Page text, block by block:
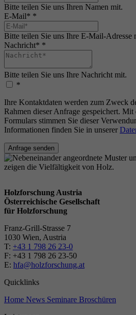
Bitte teilen Sie uns Ihren Namen mit.
E-Mail* *
Bitte teilen Sie uns Ihre E-Mail-Adresse
Nachricht* *
Bitte teilen Sie uns Ihre Nachricht mit.
*
Ihre Kontaktdaten werden zum Zweck
Rahmen dieser Anfrage gespeichert. Mit
Formulars stimmen Sie dieser
Informationen finden Sie in unserer
Anfrage senden
Holzforschung Austria
Österreichische Gesellschaft
für Holzforschung
Franz-Grill-Strasse 7
1030 Wien, Austria
T: +43 1 798 26 23-0
​​F: +43 1 798 26 23-50
E: hfa@holzforschung.at
Quicklinks
Home News Seminare Broschüren